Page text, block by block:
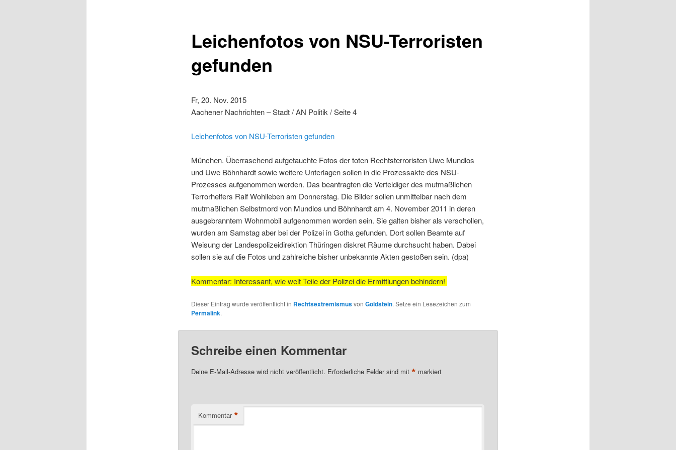
Leichenfotos von NSU-Terroristen
gefunden
Fr, 20. Nov. 2015
Aachener Nachrichten – Stadt / AN Politik / Seite 4
Leichenfotos von NSU-Terroristen gefunden
München. Überraschend aufgetauchte Fotos der toten Rechtsterroristen Uwe Mundlos
und Uwe Böhnhardt sowie weitere Unterlagen sollen in die Prozessakte des NSU-
Prozesses aufgenommen werden. Das beantragten die Verteidiger des mutmaßlichen
Terrorhelfers Ralf Wohlleben am Donnerstag. Die Bilder sollen unmittelbar nach dem
mutmaßlichen Selbstmord von Mundlos und Böhnhardt am 4. November 2011 in deren
ausgebranntem Wohnmobil aufgenommen worden sein. Sie galten bisher als verschollen,
wurden am Samstag aber bei der Polizei in Gotha gefunden. Dort sollen Beamte auf
Weisung der Landespolizeidirektion Thüringen diskret Räume durchsucht haben. Dabei
sollen sie auf die Fotos und zahlreiche bisher unbekannte Akten gestoßen sein. (dpa)
Kommentar: Interessant, wie weit Teile der Polizei die Ermittlungen behindern!
Dieser Eintrag wurde veröffentlicht in Rechtsextremismusvon Goldstein. Setze ein Lesezeichen zum
Permalink.
Schreibe einen Kommentar
Deine E-Mail-Adresse wird nicht veröffentlicht. Erforderliche Felder sind mit * markiert
Kommentar *